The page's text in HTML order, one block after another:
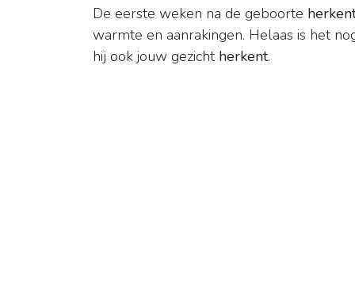
De eerste weken na de geboorte
warmte en aanrakingen. Helaas is het
hij ook jouw gezicht herkent.